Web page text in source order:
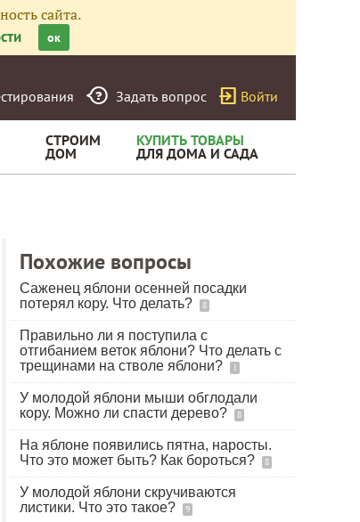
сайта.
ок
Задать вопрос Войти
СТРОИМ
ДОМ
КУПИТЬ ТОВАРЫ
ДЛЯ ДОМА И САДА
Похожие вопросы
Саженец яблони осенней посадки
потерял кору. Что делать?
8
Правильно ли я поступила с
отгибанием веток яблони? Что делать с
трещинами на стволе яблони?
1
У молодой яблони мыши обглодали
кору. Можно ли спасти дерево?
8
На яблоне появились пятна, наросты.
Что это может быть? Как бороться?
8
У молодой яблони скручиваются
листики. Что это такое?
9